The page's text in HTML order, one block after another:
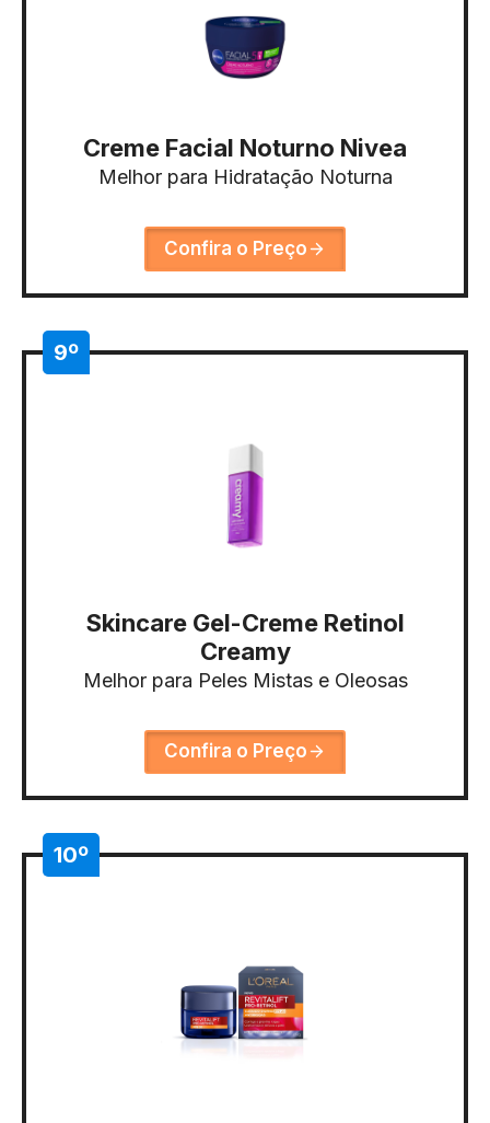
Creme Facial Noturno Nivea
Melhor para Hidratação Noturna
Confira o Preço
9º
Skincare Gel-Creme Retinol
Creamy
Melhor para Peles Mistas e Oleosas
Confira o Preço
10º